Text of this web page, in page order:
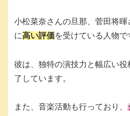
小松菜奈さんの旦那、菅田将
に高い評価を受けている人物で
彼は、独特の演技力と幅広い
了しています。
また、音楽活動も行っており、